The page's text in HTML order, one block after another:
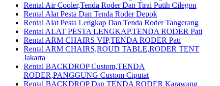
Rental Air Cooler,Tenda Roder Dan Tirai Putih Cilegon
Rental Alat Pesta Dan Tenda Roder Depok
Rental Alat Pesta Lengkap Dan Tenda Roder Tangerang
Rental ALAT PESTA LENGKAP,TENDA RODER Pati
Rental ARM CHAIRS VIP,TENDA RODER Pati
Rental ARM CHAIRS,ROUD TABLE,RODER TENT
Jakarta
Rental BACKDROP Custom,TENDA
RODER,PANGGUNG Custom Ciputat
Rental BACKDROP Dan TENDA RODER Karawang